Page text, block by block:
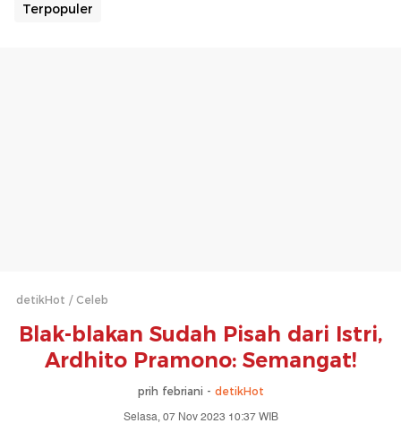
Terpopuler
detikHot Celeb
Blak-blakan Sudah Pisah dari Istri,
Ardhito Pramono: Semangat!
prih febriani - detikHot
Selasa, 07 Nov 2023 10:37 WIB